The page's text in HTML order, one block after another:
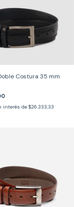
Costura 35 mm
interés de $26.333,33